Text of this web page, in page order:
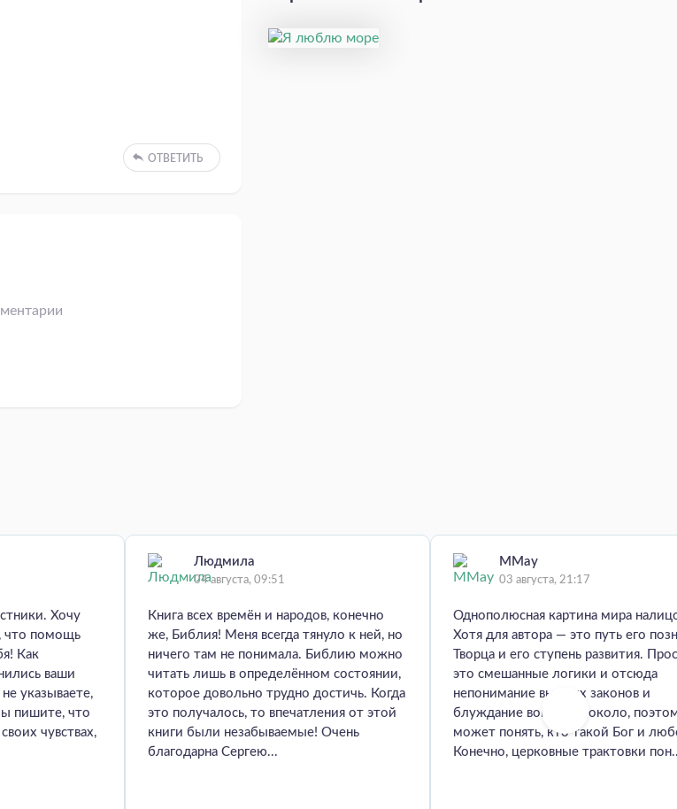
ОТВЕТИТЬ
Хочу
что помощь
Как
ваши
указываете,
пишите, что
чувствах,
Людмила
04 августа, 09:51
Книга всех времён и народов, конечно
же, Библия! Меня всегда тянуло к ней, но
ничего там не понимала. Библию можно
читать лишь в определённом состоянии,
которое довольно трудно достичь. Когда
это получалось, то впечатления от этой
книги были незабываемые! Очень
благодарна Сергею...
MMay
03 августа, 21:17
Однополюсная картина мира
Хотя для автора — это путь его
Творца и его ступень развития.
это смешанные логики и отсюда
непонимание высших законов и
блуждание вокруг да около,
может понять, кто такой Бог и
Конечно, церковные трактовки